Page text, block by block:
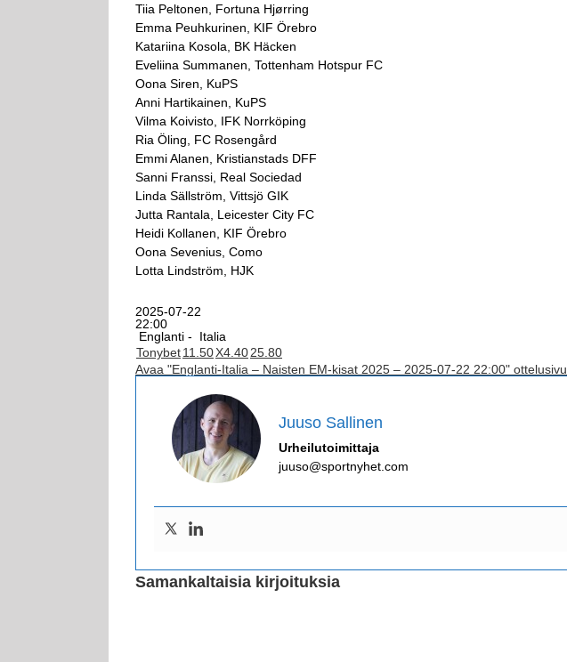
Tiia Peltonen, Fortuna Hjørring
Emma Peuhkurinen, KIF Örebro
Katariina Kosola, BK Häcken
Eveliina Summanen, Tottenham Hotspur FC
Oona Siren, KuPS
Anni Hartikainen, KuPS
Vilma Koivisto, IFK Norrköping
Ria Öling, FC Rosengård
Emmi Alanen, Kristianstads DFF
Sanni Franssi, Real Sociedad
Linda Sällström, Vittsjö GIK
Jutta Rantala, Leicester City FC
Heidi Kollanen, KIF Örebro
Oona Sevenius, Como
Lotta Lindström, HJK
2025-07-22
22:00
Englanti -
Italia
Tonybet11.50X4.4025.80
Avaa "Englanti-Italia – Naisten EM-kisat 2025 – 2025-07-22 22:00" ottelusivu
Juuso Sallinen
Urheilutoimittaja
juuso@sportnyhet.com
Samankaltaisia kirjoituksia